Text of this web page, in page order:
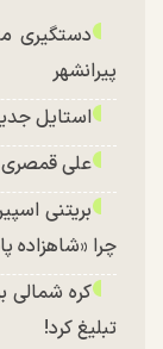
دستگیری
پیرانشهر
استایل
علی قمصری
چرا «شاهزاده
کره شمالی
تبلیغ کرد!